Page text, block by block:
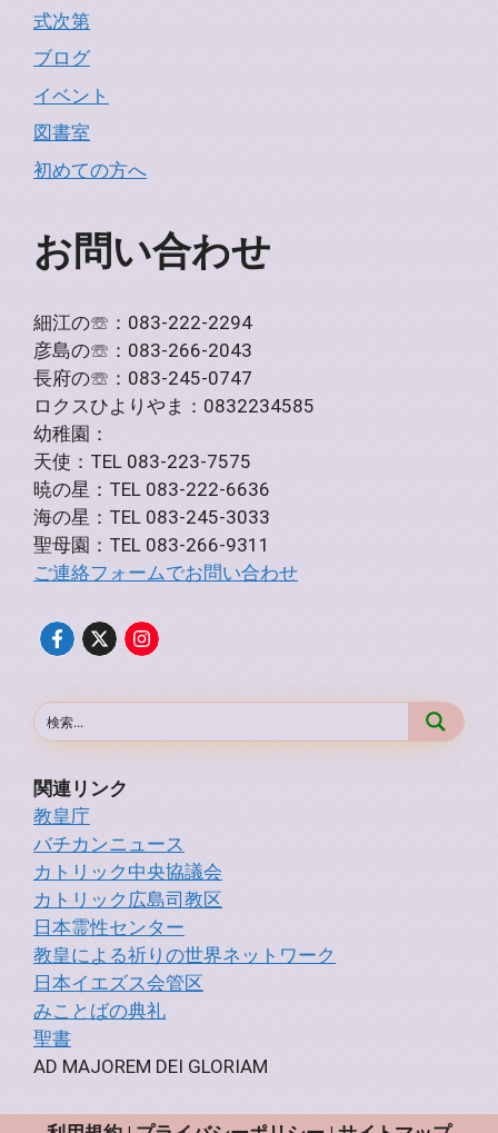
式次第
ブログ
イベント
図書室
初めての方へ
お問い合わせ
細江の☏：083-222-2294
彦島の☏：083-266-2043
長府の☏：083-245-0747
ロクスひよりやま：0832234585
幼稚園：
天使：TEL 083-223-7575
暁の星：TEL 083-222-6636
海の星：TEL 083-245-3033
聖母園：TEL 083-266-9311
ご連絡フォームでお問い合わせ
関連リンク
教皇庁
バチカンニュース
カトリック中央協議会
カトリック広島司教区
日本霊性センター
教皇による祈りの世界ネットワーク
日本イエズス会管区
みことばの典礼
聖書
AD MAJOREM DEI GLORIAM